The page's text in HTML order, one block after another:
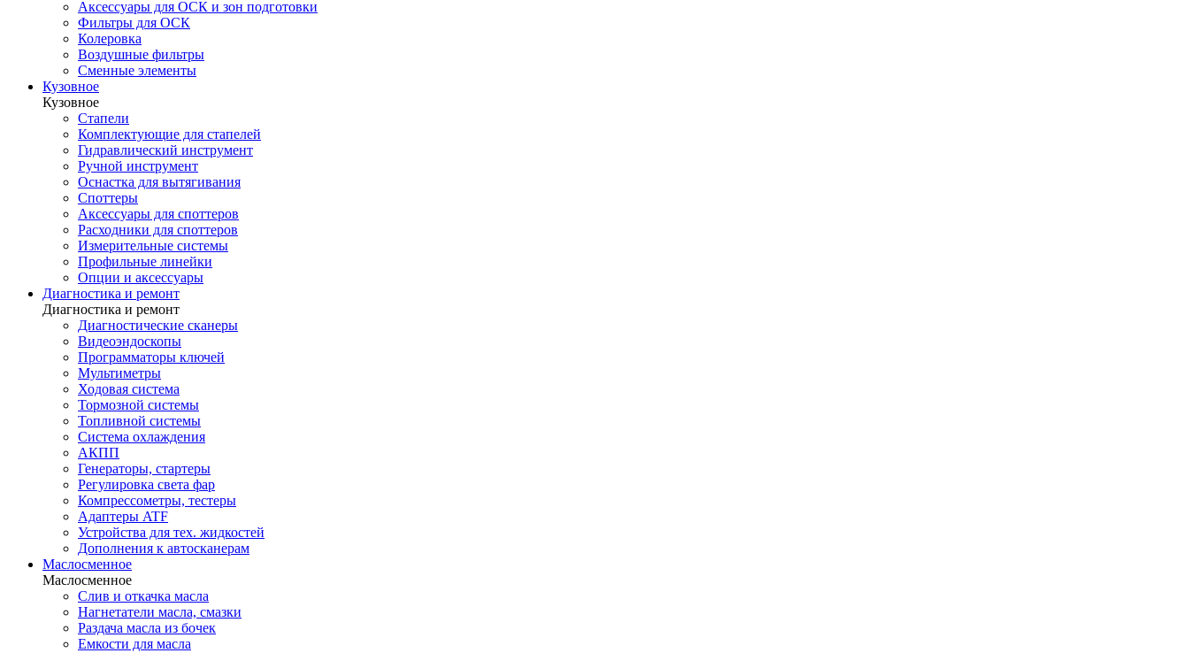
Аксессуары для ОСК и зон подготовки
Фильтры для ОСК
Колеровка
Воздушные фильтры
Сменные элементы
Кузовное
Кузовное
Стапели
Комплектующие для стапелей
Гидравлический инструмент
Ручной инструмент
Оснастка для вытягивания
Споттеры
Аксессуары для споттеров
Расходники для споттеров
Измерительные системы
Профильные линейки
Опции и аксессуары
Диагностика и ремонт
Диагностика и ремонт
Диагностические сканеры
Видеоэндоскопы
Программаторы ключей
Мультиметры
Ходовая система
Тормозной системы
Топливной системы
Система охлаждения
АКПП
Генераторы, стартеры
Регулировка света фар
Компрессометры, тестеры
Адаптеры ATF
Устройства для тех. жидкостей
Дополнения к автосканерам
Маслосменное
Маслосменное
Слив и откачка масла
Нагнетатели масла, смазки
Раздача масла из бочек
Емкости для масла